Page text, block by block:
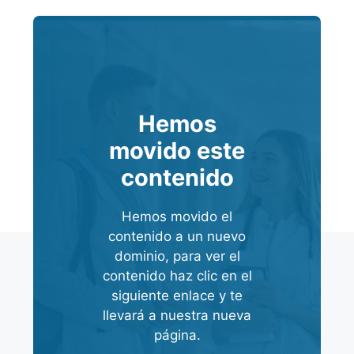
Hemos
movido este
contenido
Hemos movido el
contenido a un nuevo
dominio, para ver el
contenido haz clic en el
siguiente enlace y te
llevará a nuestra nueva
página.